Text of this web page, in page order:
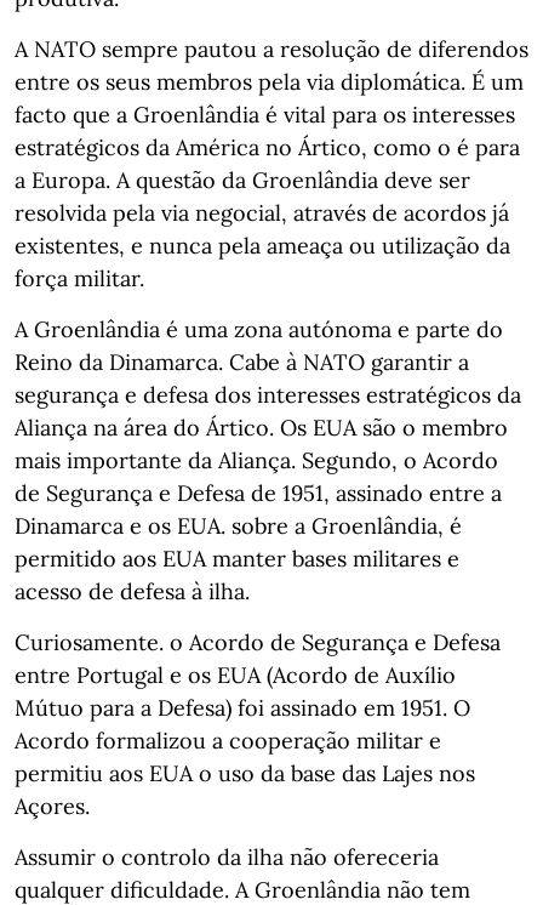
A NATO sempre pautou a resolução de diferendos
entre os seus membros pela via diplomática. É um
facto que a Groenlândia é vital para os interesses
estratégicos da América no Ártico, como o é para
a Europa. A questão da Groenlândia deve ser
resolvida pela via negocial, através de acordos já
existentes, e nunca pela ameaça ou utilização da
força militar.
A Groenlândia é uma zona autónoma e parte do
Reino da Dinamarca. Cabe à NATO garantir a
segurança e defesa dos interesses estratégicos da
Aliança na área do Ártico. Os EUA são o membro
mais importante da Aliança. Segundo, o Acordo
de Segurança e Defesa de 1951, assinado entre a
Dinamarca e os EUA. sobre a Groenlândia, é
permitido aos EUA manter bases militares e
acesso de defesa à ilha.
Curiosamente. o Acordo de Segurança e Defesa
entre Portugal e os EUA (Acordo de Auxílio
Mútuo para a Defesa) foi assinado em 1951. O
Acordo formalizou a cooperação militar e
permitiu aos EUA o uso da base das Lajes nos
Açores.
Assumir o controlo da ilha não ofereceria
qualquer dificuldade. A Groenlândia não tem